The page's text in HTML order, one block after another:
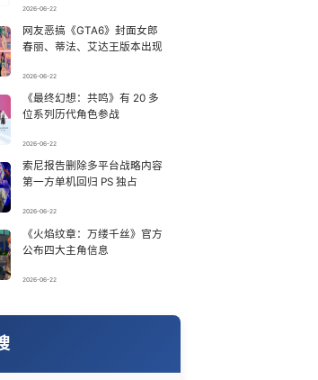
“空调24小时开着更省电”不实 6853461°
国内首款方盒子大六座SUV卖爆了 6663098°
少哪个更健康 6567994°
秋
2026-06-22
网友恶搞《GTA6》封面女郎
春丽、蒂法、艾达王版本出现
2026-06-22
《最终幻想：共鸣》有 20 多
位系列历代角色参战
2026-06-22
索尼报告删除多平台战略内容
第一方单机回归 PS 独占
2026-06-22
《火焰纹章：万缕千丝》官方
公布四大主角信息
2026-06-22